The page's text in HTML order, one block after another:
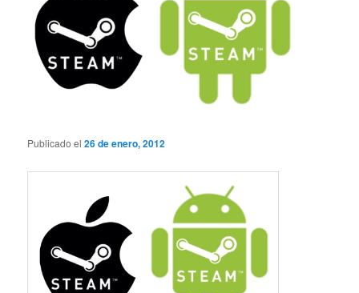
Publicado el26 de enero, 2012